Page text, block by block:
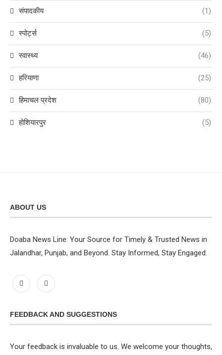
संपादकीय (1)
स्पोर्ट्स (5)
स्वास्थ्य (46)
हरियाणा (25)
हिमाचल प्रदेश (80)
होशियारपुर (5)
ABOUT US
Doaba News Line: Your Source for Timely & Trusted News in
Jalandhar, Punjab, and Beyond. Stay Informed, Stay Engaged.
FEEDBACK AND SUGGESTIONS
Your feedback is invaluable to us. We welcome your thoughts,